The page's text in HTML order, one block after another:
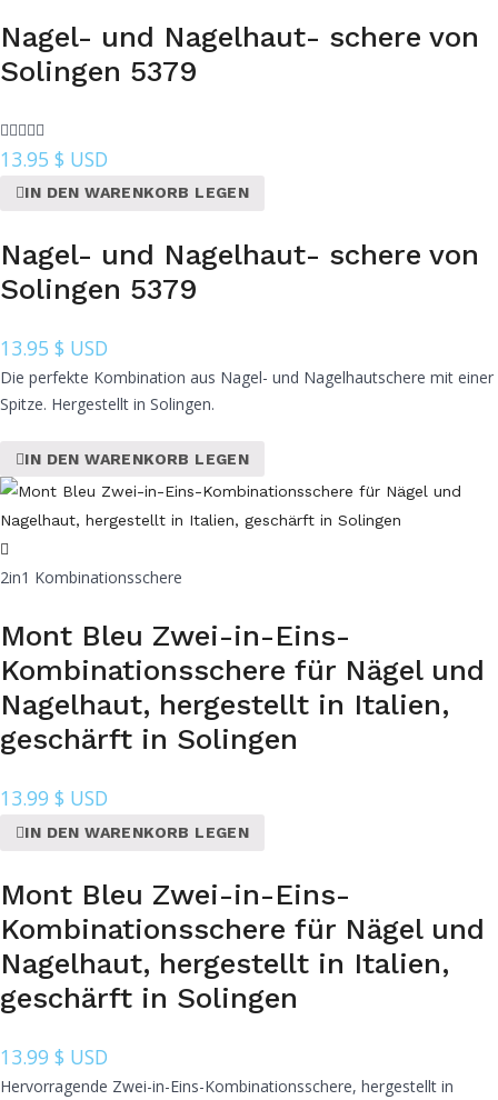
Nagel- und Nagelhaut- schere von
Solingen 5379
13.95 $ USD
IN DEN WARENKORB LEGEN
Nagel- und Nagelhaut- schere von
Solingen 5379
13.95 $ USD
Die perfekte Kombination aus Nagel- und Nagelhautschere mit einer
Spitze. Hergestellt in Solingen.
IN DEN WARENKORB LEGEN
2in1 Kombinationsschere
Mont Bleu Zwei-in-Eins-
Kombinationsschere für Nägel und
Nagelhaut, hergestellt in Italien,
geschärft in Solingen
13.99 $ USD
IN DEN WARENKORB LEGEN
Mont Bleu Zwei-in-Eins-
Kombinationsschere für Nägel und
Nagelhaut, hergestellt in Italien,
geschärft in Solingen
13.99 $ USD
Hervorragende Zwei-in-Eins-Kombinationsschere, hergestellt in